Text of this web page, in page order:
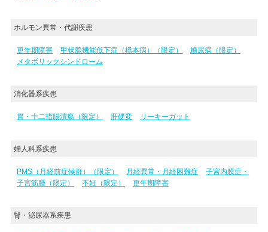
ホルモン異常・代謝疾患
更年期障害 甲状腺機能低下症（橋本病）（限定）
糖尿病（限定）
メタボリックシンドローム
消化器系疾患
胃・十二指腸潰瘍（限定） 肝硬変 リーキーガット
婦人科系疾患
PMS（月経前症候群）（限定） 月経異常・月経困難症
子宮内膜症・
子宮筋腫（限定）
不妊（限定） 更年期障害
腎・泌尿器系疾患